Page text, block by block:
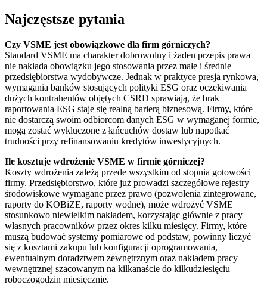
Najczęstsze pytania
Czy VSME jest obowiązkowe dla firm górniczych?
Standard VSME ma charakter dobrowolny i żaden przepis prawa
nie nakłada obowiązku jego stosowania przez małe i średnie
przedsiębiorstwa wydobywcze. Jednak w praktyce presja rynkowa,
wymagania banków stosujących polityki ESG oraz oczekiwania
dużych kontrahentów objętych CSRD sprawiają, że brak
raportowania ESG staje się realną barierą biznesową. Firmy, które
nie dostarczą swoim odbiorcom danych ESG w wymaganej formie,
mogą zostać wykluczone z łańcuchów dostaw lub napotkać
trudności przy refinansowaniu kredytów inwestycyjnych.
Ile kosztuje wdrożenie VSME w firmie górniczej?
Koszty wdrożenia zależą przede wszystkim od stopnia gotowości
firmy. Przedsiębiorstwo, które już prowadzi szczegółowe rejestry
środowiskowe wymagane przez prawo (pozwolenia zintegrowane,
raporty do KOBiZE, raporty wodne), może wdrożyć VSME
stosunkowo niewielkim nakładem, korzystając głównie z pracy
własnych pracowników przez okres kilku miesięcy. Firmy, które
muszą budować systemy pomiarowe od podstaw, powinny liczyć
się z kosztami zakupu lub konfiguracji oprogramowania,
ewentualnym doradztwem zewnętrznym oraz nakładem pracy
wewnętrznej szacowanym na kilkanaście do kilkudziesięciu
roboczogodzin miesięcznie.